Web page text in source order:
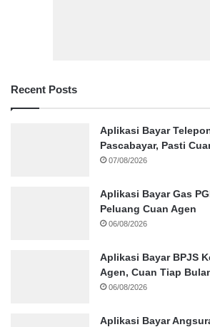
Recent Posts
Aplikasi Bayar
Pascabayar, Pasti
07/08/2026
Aplikasi Bayar Gas
Peluang Cuan Agen
06/08/2026
Aplikasi Bayar BPJS
Agen, Cuan Tiap
06/08/2026
Aplikasi Bayar